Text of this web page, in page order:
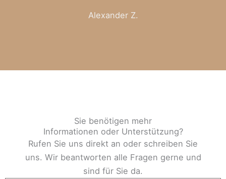
Alexander Z.
Sie benötigen mehr
Informationen oder Unterstützung?
Rufen Sie uns direkt an oder schreiben Sie
uns. Wir beantworten alle Fragen gerne und
sind für Sie da.